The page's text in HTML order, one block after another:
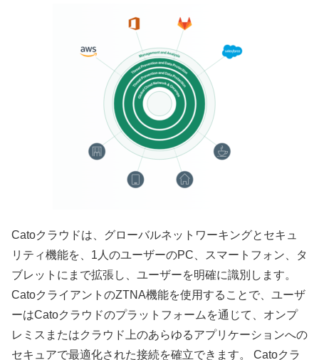
Catoクラウドは、グローバルネットワーキングとセキュ
リティ機能を、1人のユーザーのPC、スマートフォン、タ
ブレットにまで拡張し、ユーザーを明確に識別します。
CatoクライアントのZTNA機能を使用することで、ユーザ
ーはCatoクラウドのプラットフォームを通じて、オンプ
レミスまたはクラウド上のあらゆるアプリケーションへの
セキュアで最適化された接続を確立できます。 Catoクラ